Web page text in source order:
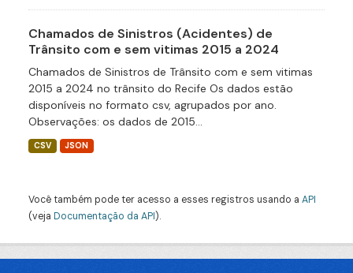
Chamados de Sinistros (Acidentes) de
Trânsito com e sem vitimas 2015 a 2024
Chamados de Sinistros de Trânsito com e sem vitimas
2015 a 2024 no trânsito do Recife Os dados estão
disponíveis no formato csv, agrupados por ano.
Observações: os dados de 2015...
CSV JSON
Você também pode ter acesso a esses registros usando a API
(veja Documentação da API).